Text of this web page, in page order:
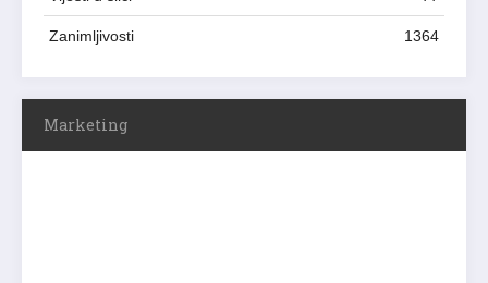
Zanimljivosti 1364
Marketing